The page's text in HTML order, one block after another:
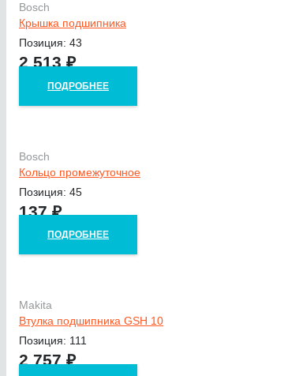
Bosch
Крышка подшипника
Позиция: 43
2 513₽
ПОДРОБНЕЕ
Bosch
Кольцо промежуточное
Позиция: 45
137₽
ПОДРОБНЕЕ
Makita
Втулка подшипника GSH 10
Позиция: 111
2 757₽